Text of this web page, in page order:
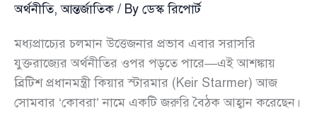
অর্থনীতি,আন্তর্জাতিক / By ডেস্ক রিপোর্ট
মধ্যপ্রাচ্যের চলমান উত্তেজনার প্রভাব এবার সরাসরি
যুক্তরাজ্যের অর্থনীতির ওপর পড়তে পারে—এই আশঙ্কায়
ব্রিটিশ প্রধানমন্ত্রী কিয়ার স্টারমার (Keir Starmer) আজ
সোমবার ‘কোবরা’ নামে একটি জরুরি বৈঠক আহ্বান করেছেন।